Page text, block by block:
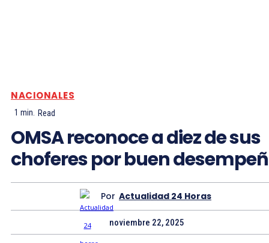
NACIONALES
1 min. Read
OMSA reconoce a diez de sus
choferes por buen
Por Actualidad 24 Horas
noviembre 22, 2025